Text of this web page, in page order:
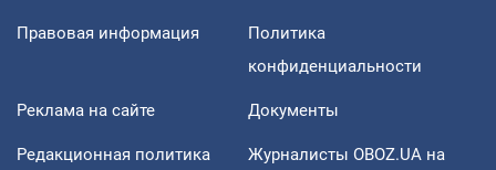
Правовая информация
Политика
конфиденциальности
Реклама на сайте Документы
Редакционная политика
Журналисты OBOZ.UA на